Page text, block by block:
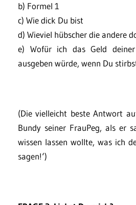
b) Formel 1
c) Wie dick Du bist
d) Wieviel hübscher die andere
e) Wofür ich das Geld deiner
ausgeben würde, wenn Du
(Die vielleicht beste Antwort
Bundy seiner FrauPeg, als er
wissen lassen wollte, was ich
sagen!‘)